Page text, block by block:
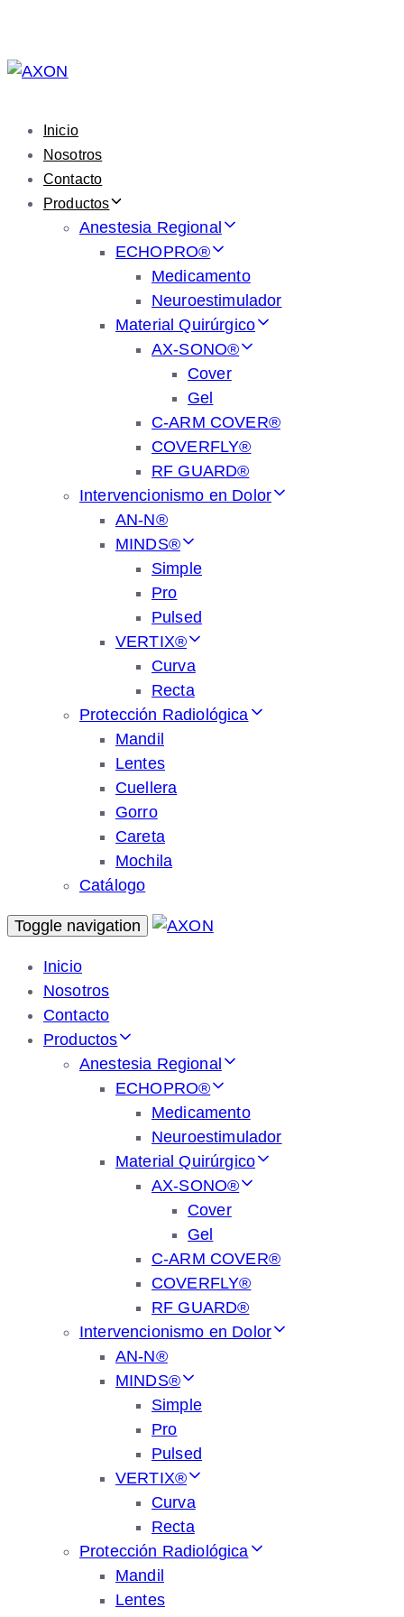
primary
content
Inicio
Nosotros
Contacto
Productos
Anestesia Regional
ECHOPRO®
Medicamento
Neuroestimulador
Material Quirúrgico
AX-SONO®
Cover
Gel
C-ARM COVER®
COVERFLY®
RF GUARD®
Intervencionismo en Dolor
AN-N®
MINDS®
Simple
Pro
Pulsed
VERTIX®
Curva
Recta
Protección Radiológica
Mandil
Lentes
Cuellera
Gorro
Careta
Mochila
Catálogo
Toggle navigation
Inicio
Nosotros
Contacto
Productos
Anestesia Regional
ECHOPRO®
Medicamento
Neuroestimulador
Material Quirúrgico
AX-SONO®
Cover
Gel
C-ARM COVER®
COVERFLY®
RF GUARD®
Intervencionismo en Dolor
AN-N®
MINDS®
Simple
Pro
Pulsed
VERTIX®
Curva
Recta
Protección Radiológica
Mandil
Lentes